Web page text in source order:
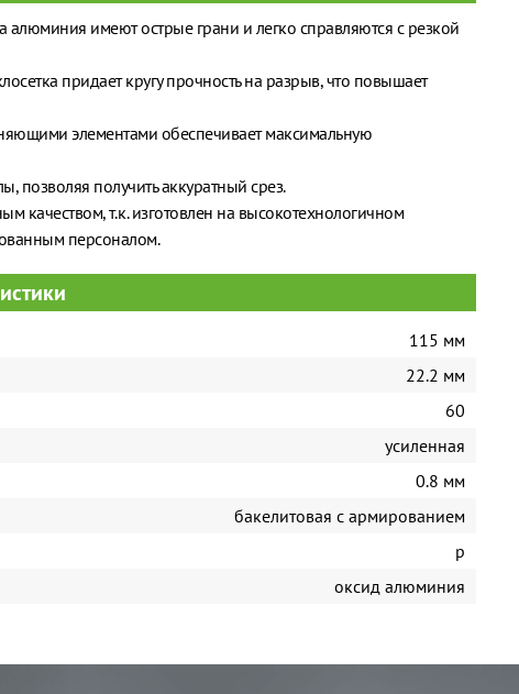
алюминия имеют острые грани и легко справляются с резкой
придает кругу прочность на разрыв, что повышает
элементами обеспечивает максимальную
позволяя получить аккуратный срез.
качеством, т.к. изготовлен на высокотехнологичном
персоналом.
115 мм
22.2 мм
60
усиленная
0.8 мм
бакелитовая с армированием
р
оксид алюминия